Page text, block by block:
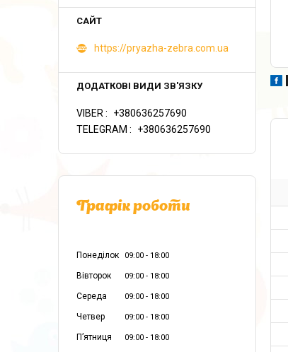
https://pryazha-zebra.com.ua
VIBER
+380636257690
TELEGRAM
+380636257690
Графік роботи
Понеділок 09:00 18:00
Вівторок 09:00 18:00
Середа 09:00 18:00
Четвер 09:00 18:00
Пʼятниця 09:00 18:00